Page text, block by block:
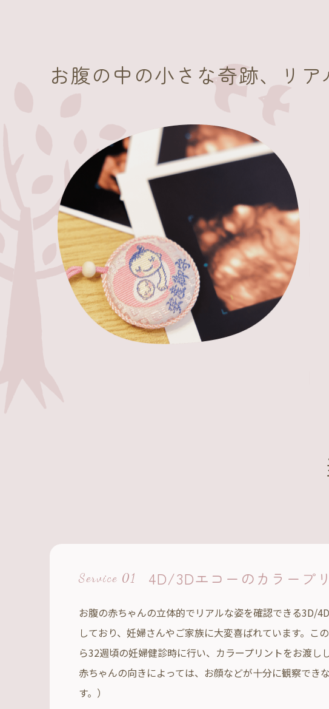
お腹の中の小さな奇跡、 リ
Service 01 4D/3Dエコーの カラープ
お腹の赤ちゃんの立体的でリアルな姿を確認できる3D/
しており、妊婦さんやご家族に大変喜ばれています。こ
ら32週頃の妊婦健診時に行い、カラープリントをお渡し
赤ちゃんの向きによっては、お顔などが十分に観察でき
す。）